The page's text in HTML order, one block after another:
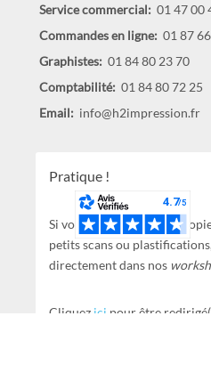
Service commercial: 01 47 00
Commandes en ligne: 01 87
Graphistes: 01 84 80 23 70
Comptabilité: 01 84 80 72 25
Email: info@h2impression.fr
Pratique !
Si vous avez des simples
petits scans ou
directement dans nos
Cliquez ici pour être